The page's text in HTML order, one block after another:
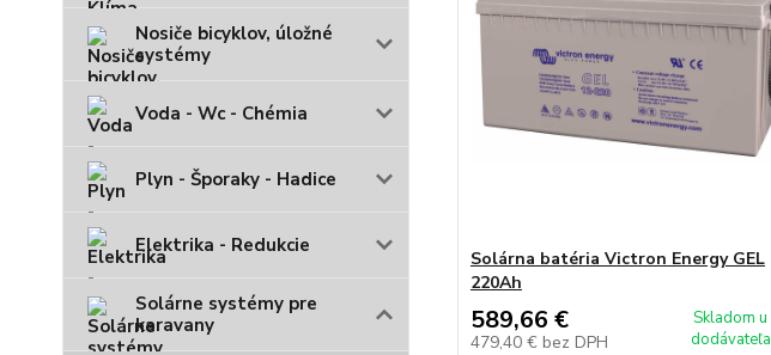
Nosiče bicyklov, úložné
systémy
Voda - Wc - Chémia
Plyn - Šporaky - Hadice
Elektrika - Redukcie
Solárne systémy pre
karavany
Solárna batéria Victron Energy GEL
220Ah
589,66 €
479,40 € bez DPH
Skladom u
dodávateľa